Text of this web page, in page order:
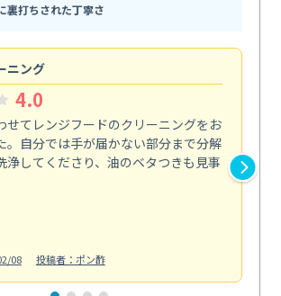
裏打ちされた丁寧さ
ニング
4.0
せてレンジフードのクリーニングをお
。自分では手が届かない部分まで分解
浄してくださり、油のベタつきも見事
08
投稿者：ポン酢